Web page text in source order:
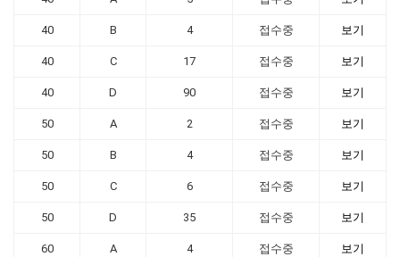
40 B 4 접수중 보기
40 C 17 접수중 보기
40 D 90 접수중 보기
50 A 2 접수중 보기
50 B 4 접수중 보기
50 C 6 접수중 보기
50 D 35 접수중 보기
60 A 4 접수중 보기